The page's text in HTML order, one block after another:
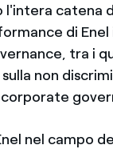
catena
di
tra i
non
nel campo